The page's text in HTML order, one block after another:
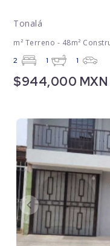
Tonalá
m² Terreno - 48m²
2 1 1
$944,000 MXN